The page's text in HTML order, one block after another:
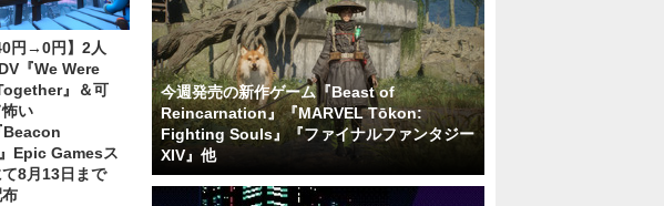
円→0円】2人
『We Were
』＆可
い
Beacon
Epic Gamesス
て8月13日まで
今週発売の新作ゲーム『Beast of
Reincarnation』『MARVEL Tōkon:
Fighting Souls』『ファイナルファンタジー
XIV』他